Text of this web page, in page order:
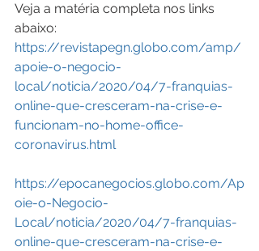
Veja a matéria completa nos links
abaixo:
https://revistapegn.globo.com/amp/
apoie-o-negocio-
local/noticia/2020/04/7-franquias-
online-que-cresceram-na-crise-e-
funcionam-no-home-office-
coronavirus.html
https://epocanegocios.globo.com/Ap
oie-o-Negocio-
Local/noticia/2020/04/7-franquias-
online-que-cresceram-na-crise-e-